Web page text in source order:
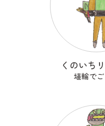
くのいち
埴輪でご